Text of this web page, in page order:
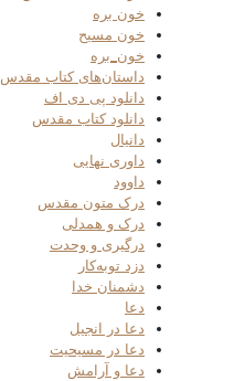
خون بره
خون مسیح
خون_بره
داستان‌های کتاب مقدس
دانلود پی دی اف
دانلود کتاب مقدس
دانیال
داوری نهایی
داوود
درک متون مقدس
درک و همدلی
درگیری و وحدت
دزد توبه‌کار
دشمنان خدا
دعا
دعا در انجیل
دعا در مسیحیت
دعا و آرامش